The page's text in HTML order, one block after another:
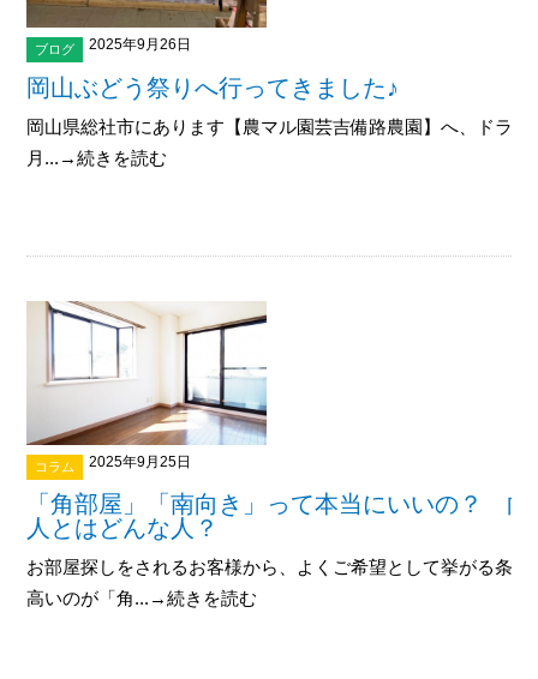
ブログ 2025年9月26日
岡山ぶどう祭りへ行ってきました♪
岡山県総社市にあります【農マル園芸吉備路農園】へ、ドラ
月...→続きを読む
コラム 2025年9月25日
「角部屋」「南向き」って本当にいいの？
人とはどんな人？
お部屋探しをされるお客様から、よくご希望として挙がる条
高いのが「角...→続きを読む